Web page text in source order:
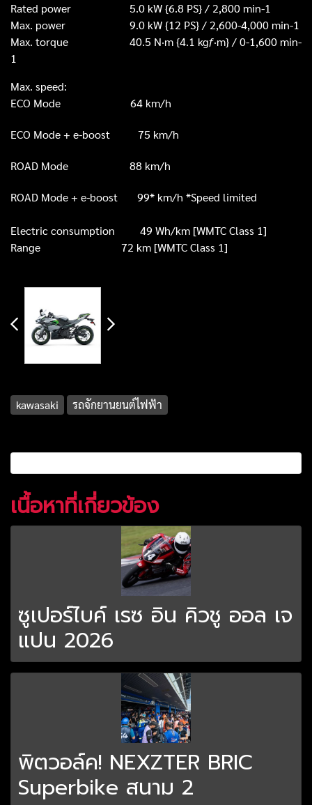
Rated power 5.0 kW {6.8 PS} / 2,800 min-1
Max. power 9.0 kW {12 PS} / 2,600-4,000 min-1
Max. torque 40.5 N·m {4.1 kgƒ·m} / 0-1,600 min-
1
Max. speed:
ECO Mode 64 km/h
ECO Mode + e-boost 75 km/h
ROAD Mode 88 km/h
ROAD Mode + e-boost 99* km/h *Speed limited
Electric consumption 49 Wh/km [WMTC Class 1]
Range 72 km [WMTC Class 1]
kawasaki รถจักยานยนต์ไฟฟ้า
เนื้อหาที่เกี่ยวข้อง
ซูเปอร์ไบค์ เรซ อิน คิวชู ออล เจ
แปน 2026
พิตวอล์ค! NEXZTER BRIC
Superbike สนาม 2